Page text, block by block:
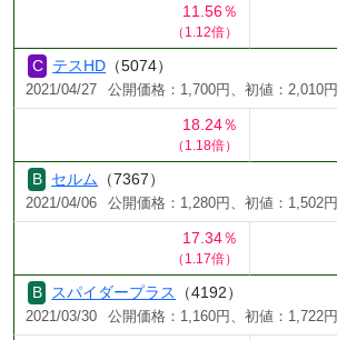
11.56％
（1.12倍）
テスHD （5074）
2021/04/27 公開価格：1,700円、初値：2,010円
18.24％
（1.18倍）
セルム （7367）
2021/04/06 公開価格：1,280円、初値：1,502円
17.34％
（1.17倍）
スパイダープラス （4192）
2021/03/30 公開価格：1,160円、初値：1,722円